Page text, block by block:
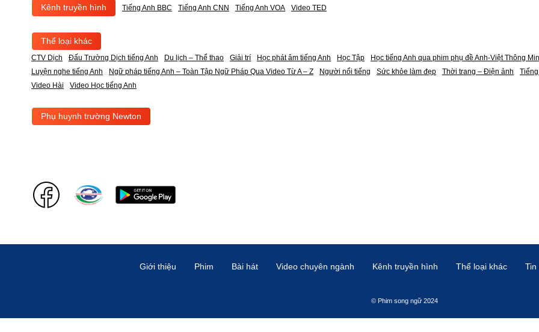
Kênh truyền hình Tiếng Anh BBC Tiếng Anh CNN Tiếng Anh VOA Video TED
Thể loại khác
CTV Dịch Đấu Trường Dịch tiếng Anh Du lịch – Thể thao Giải trí Học phát âm tiếng Anh Học Tập Học tiếng Anh qua phim phụ đề Anh-Việt Thông
Luyện nghe tiếng Anh
Ngữ pháp tiếng Anh – Toàn Tập Ngữ Pháp Qua Video Từ A – Z Người nổi tiếng Sức khỏe làm đẹp Thời trang – Điện ảnh
Video Hài
Video Học tiếng Anh
Phụ huynh trường Newton
Giới thiệu Phim Bài hát Video chuyên ngành Kênh truyền hình Thể loại khác Tin
© Phim song ngữ 2024